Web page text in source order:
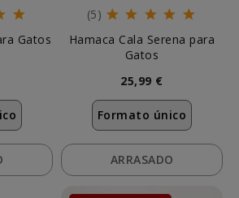
Gatos
(5)
Hamaca Cala Serena para
Gatos
25,99 €
Formato único
ARRASADO